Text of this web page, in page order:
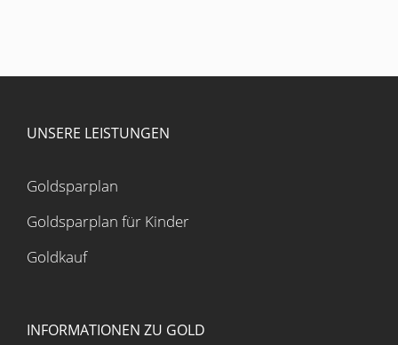
UNSERE LEISTUNGEN
Goldsparplan
Goldsparplan für Kinder
Goldkauf
INFORMATIONEN ZU GOLD